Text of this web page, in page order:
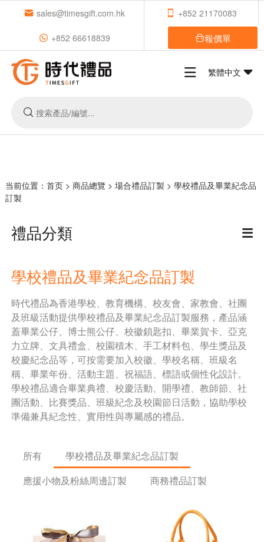
sales@timesgift.com.hk +852 21170083
+852 66618839 報價單
繁體中文
当前位置： 首页> 商品總覽 > 場合禮品訂製 > 學校禮品及畢業紀念品
訂製
禮品分類
學校禮品及畢業紀念品訂製
時代禮品為香港學校、教育機構、校友會、家教會、社團
及班級活動提供學校禮品及畢業紀念品訂製服務，產品涵
蓋畢業公仔、博士熊公仔、校徽鎖匙扣、畢業賀卡、亞克
力立牌、文具禮盒、校園積木、手工材料包、學生獎品及
校慶紀念品等，可按需要加入校徽、學校名稱、班級名
稱、畢業年份、活動主題、祝福語、標語或個性化設計。
學校禮品適合畢業典禮、校慶活動、開學禮、教師節、社
團活動、比賽獎品、班級紀念及校園節日活動，協助學校
準備兼具紀念性、實用性與專屬感的禮品。
所有
學校禮品及畢業紀念品訂製
應援小物及粉絲周邊訂製
商務禮品訂製